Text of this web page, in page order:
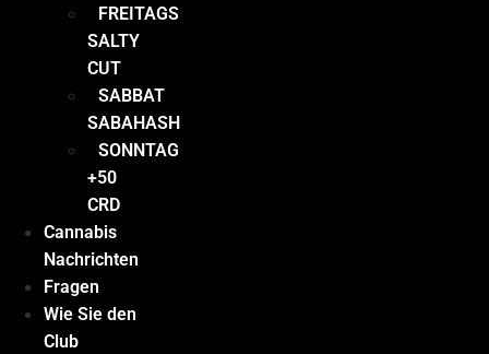
FREITAGS
SALTY
CUT
SABBAT
SABAHASH
SONNTAG
+50
CRD
Cannabis
Nachrichten
Fragen
Wie Sie den
Club